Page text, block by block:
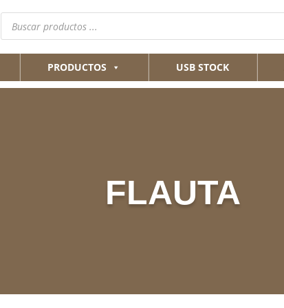
Búsqueda
productos
PRODUCTOS USB STOCK
FLAUTA